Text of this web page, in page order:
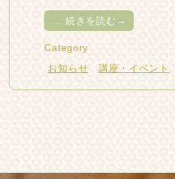
… 続きを読む→
Category
お知らせ
講座・イベント